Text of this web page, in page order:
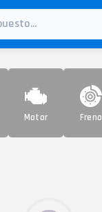
Motor Freno